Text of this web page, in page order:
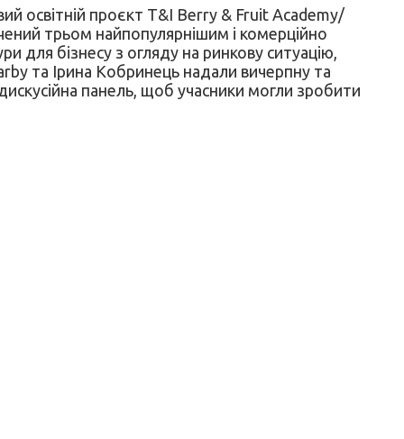
освітній проєкт T&I Berry & Fruit Academy/
трьом найпопулярнішим і комерційно
для бізнесу з огляду на ринкову ситуацію,
та Ірина Кобринець надали вичерпну та
панель, щоб учасники могли зробити